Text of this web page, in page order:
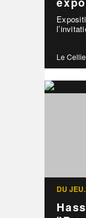
Le
DU